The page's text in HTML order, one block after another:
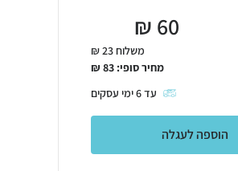
60
₪
משלוח 23 ₪
מחיר סופי: 83
₪
עד6ימי עסקים
הוספה לעגלה